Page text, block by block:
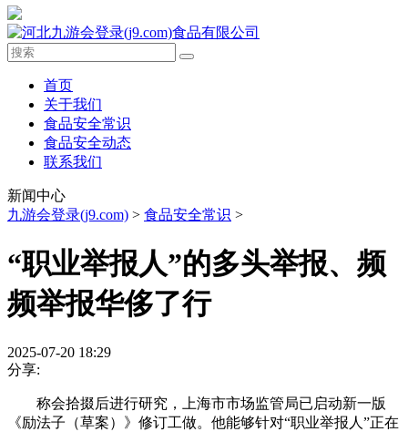
首页
关于我们
食品安全常识
食品安全动态
联系我们
新闻中心
九游会登录(j9.com) > 食品安全常识 >
“职业举报人”的多头举报、频
频举报华侈了行
2025-07-20 18:29
分享:
称会拾掇后进行研究，上海市市场监管局已启动新一版
《励法子（草案）》修订工做。他能够针对“职业举报人”正在